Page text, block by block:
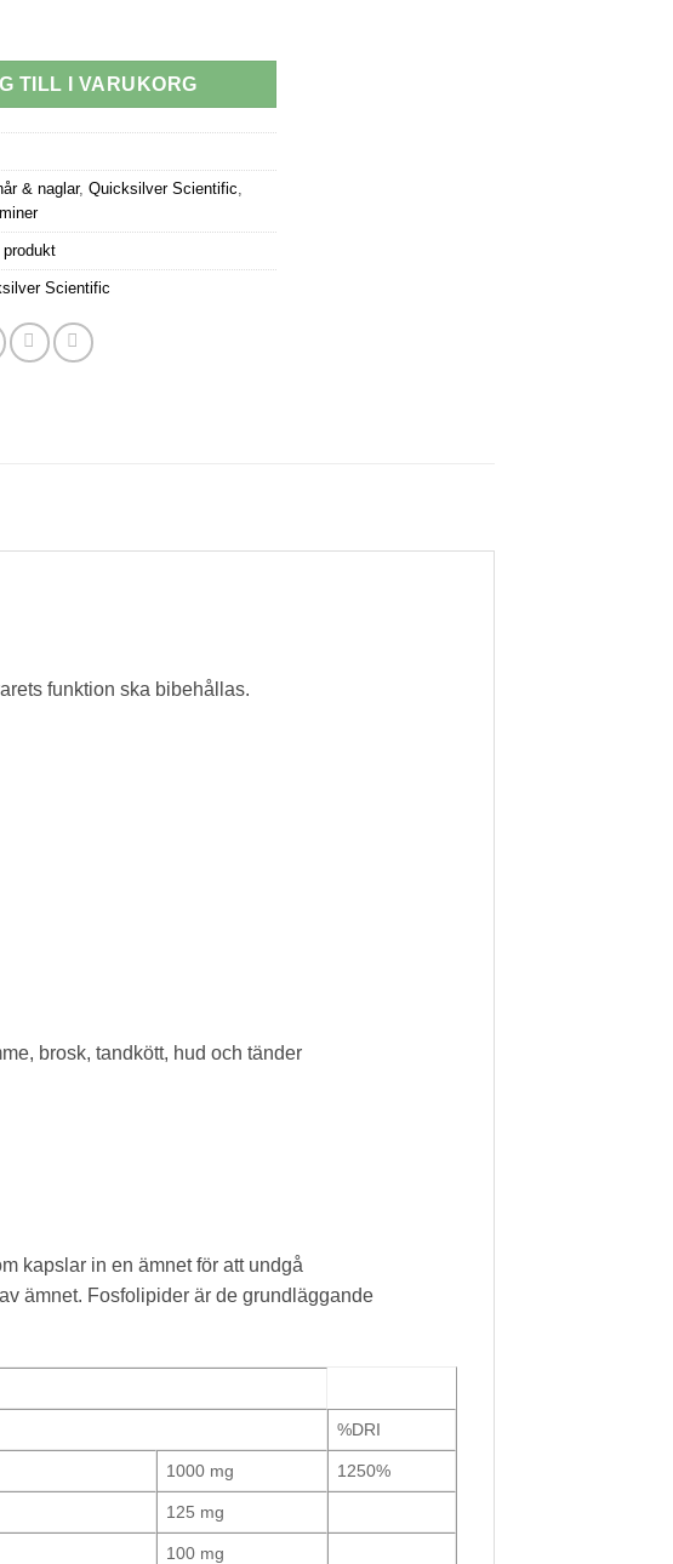
med fläder mängd
TILL I VARUKORG
& naglar, Quicksilver Scientific,
produkt
Scientific
funktion ska bibehållas.
brosk, tandkött, hud och tänder
kapslar in en ämnet för att undgå
ämnet. Fosfolipider är de grundläggande
%DRI
1000 mg 1250%
125 mg
100 mg